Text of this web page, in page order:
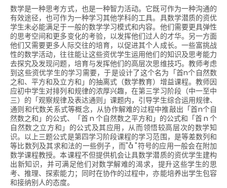
数学是一种思考方式，也是一种智力活动。它既可作为一种沟通的
有效途径，也可作为一种学习其他学科的工具。具数学潜质的资优
学生未必能满足于一般的数学学习模式和内容。他们需要更具弹性
的思考空间和更多变化的考验，以发挥他们过人的才华。另一方面
他们又需要更多人际交往的培育，以促进其个人成长。一些富挑战
性的数学活动，往往能让这些资优学生运用他们的知识及思考能力
去探究及发现问题，培育与发挥他们的高层次思维技巧。教师考虑
到这些资优学生的学习需要，于是设计了这个名为「首n个自然数
之和、平方和及立方和」的抽离式（数学教育）增益课程。教师因
应初中学生对排列和规律的浓厚兴趣，在第三学习阶段（中一至中
三）的「观察规律及表达通则」课题内，引导学生综合运用规律、
通则和代数关系式等概念，从协作解难的过程中推敲出「首n个自
然数之和」的公式、「首 n 个自然数之平方和」的公式和「首 n 个
自然数之立方和」的公式及其应用，从而领悟较高层次的数学知
识。以上三题公式是第四学习阶段课程的学习范围，是等差数列和
等比数列及其求和法的一些例子，而"å "符号的应用一般会在附加
数学课程教授。本课程不但提供机会让具数学潜质的资优学生建构
出新知识，并可满足他们对数学解难的渴求，提升这些学生的思
考、推理、探索能力；同时在协作的过程中，亦能培养出学生包容
和接纳别人的态度。